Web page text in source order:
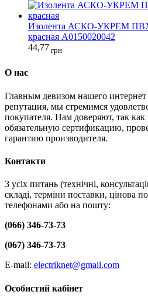
Изолента АСКО-УКРЕМ
красная A0150020042
44,77 грн
О нас
Главным девизом нашего интернет
репутация, мы стремимся
покупателя. Нам доверяют, так
обязательную сертификацию,
гарантию производителя.
Контакти
З усіх питань (технічні,
складі, терміни поставки, цінова
телефонами або на пошту:
(066) 346-73-73
(067) 346-73-73
E-mail: electriknet@gmail.com
Особистий кабінет